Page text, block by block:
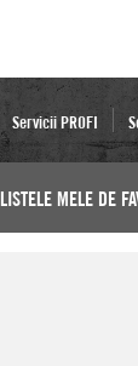
Servicii PROFI
LISTELE MELE DE